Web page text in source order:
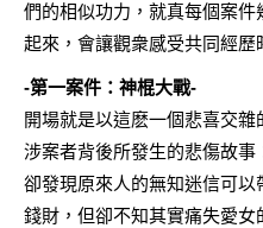
們的相似功力，就真每個案件
起來，會讓觀衆感受共同經歷
-第一案件：神棍大戰-
開場就是以這麽一個悲喜交雜
涉案者背後所發生的悲傷故事
卻發現原來人的無知迷信可以
錢財，但卻不知其實痛失愛女